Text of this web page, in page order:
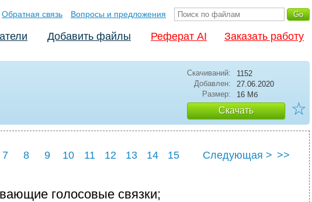
Обратная связь Вопросы и предложения
Добавить файлы Реферат AI Заказать работу
Скачиваний:
1152
Добавлен:
27.06.2020
Размер:
16 Мб
Скачать ☆
7 8 9 10 11 12 13 14
15
Следующая > >>
голосовые связки;